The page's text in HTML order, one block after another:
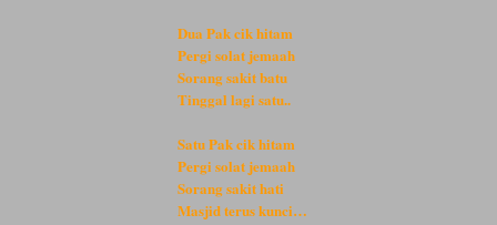
Dua Pak cik hitam
Pergi solat jemaah
Sorang sakit batu
Tinggal lagi satu..
Satu Pak cik hitam
Pergi solat jemaah
Sorang sakit hati
Masjid terus kunci…